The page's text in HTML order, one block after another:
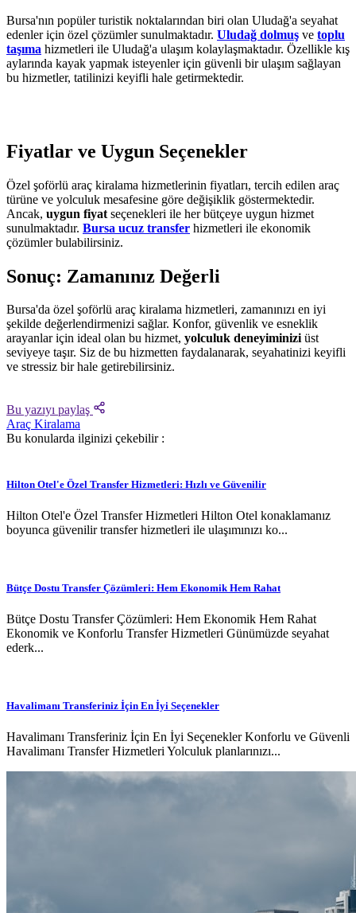
Bursa'nın popüler turistik noktalarından biri olan Uludağ'a seyahat
edenler için özel çözümler sunulmaktadır. Uludağ dolmuş ve toplu
taşıma hizmetleri ile Uludağ'a ulaşım kolaylaşmaktadır. Özellikle kış
aylarında kayak yapmak isteyenler için güvenli bir ulaşım sağlayan
bu hizmetler, tatilinizi keyifli hale getirmektedir.
Fiyatlar ve Uygun Seçenekler
Özel şoförlü araç kiralama hizmetlerinin fiyatları, tercih edilen araç
türüne ve yolculuk mesafesine göre değişiklik göstermektedir.
Ancak, uygun fiyat seçenekleri ile her bütçeye uygun hizmet
sunulmaktadır. Bursa ucuz transfer hizmetleri ile ekonomik
çözümler bulabilirsiniz.
Sonuç: Zamanınız Değerli
Bursa'da özel şoförlü araç kiralama hizmetleri, zamanınızı en iyi
şekilde değerlendirmenizi sağlar. Konfor, güvenlik ve esneklik
arayanlar için ideal olan bu hizmet, yolculuk deneyiminiziüst
seviyeye taşır. Siz de bu hizmetten faydalanarak, seyahatinizi keyifli
ve stressiz bir hale getirebilirsiniz.
Bu yazıyı paylaş
Araç Kiralama
Bu konularda ilginizi çekebilir :
Hilton Otel'e Özel Transfer Hizmetleri: Hızlı ve Güvenilir
Hilton Otel'e Özel Transfer Hizmetleri Hilton Otel konaklamanız
boyunca güvenilir transfer hizmetleri ile ulaşımınızı ko...
Bütçe Dostu Transfer Çözümleri: Hem Ekonomik Hem Rahat
Bütçe Dostu Transfer Çözümleri: Hem Ekonomik Hem Rahat
Ekonomik ve Konforlu Transfer Hizmetleri Günümüzde seyahat
ederk...
Havalimanı Transferiniz İçin En İyi Seçenekler
Havalimanı Transferiniz İçin En İyi Seçenekler Konforlu ve Güvenli
Havalimanı Transfer Hizmetleri Yolculuk planlarınızı...